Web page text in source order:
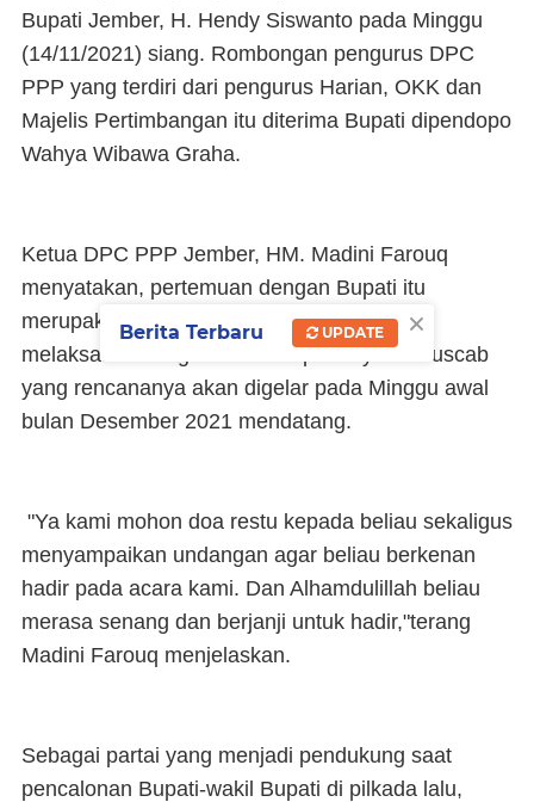
Bupati Jember, H. Hendy Siswanto pada Minggu
(14/11/2021) siang. Rombongan pengurus DPC
PPP yang terdiri dari pengurus Harian, OKK dan
Majelis Pertimbangan itu diterima Bupati dipendopo
Wahya Wibawa Graha.
Ketua DPC PPP Jember, HM. Madini Farouq
menyatakan, pertemuan dengan Bupati itu
merupakan bagian dari persiapan untuk
melaksanakan agenda besar partai yaitu Muscab
yang rencananya akan digelar pada Minggu awal
bulan Desember 2021 mendatang.
"Ya kami mohon doa restu kepada beliau sekaligus
menyampaikan undangan agar beliau berkenan
hadir pada acara kami. Dan Alhamdulillah beliau
merasa senang dan berjanji untuk hadir,"terang
Madini Farouq menjelaskan.
Sebagai partai yang menjadi pendukung saat
pencalonan Bupati-wakil Bupati di pilkada lalu,
×
Berita Terbaru UPDATE